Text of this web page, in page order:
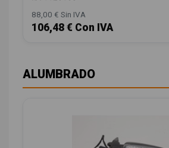
88,00 € Sin IVA
106,48 € Con IVA
ALUMBRADO